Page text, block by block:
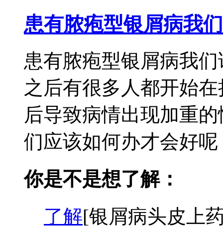
患有脓疱型银屑病我们
患有脓疱型银屑病我
之后有很多人都开始
后导致病情出现加重
们应该如何办才会好
你是不是想了解：
了解[银屑病头皮上